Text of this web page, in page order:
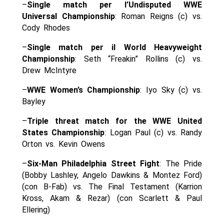
–Single match per l’Undisputed WWE
Universal Championship: Roman Reigns (c) vs.
Cody Rhodes
–Single match per il World Heavyweight
Championship: Seth “Freakin” Rollins (c) vs.
Drew McIntyre
–WWE Women’s Championship: Iyo Sky (c) vs.
Bayley
–Triple threat match for the WWE United
States Championship: Logan Paul (c) vs. Randy
Orton vs. Kevin Owens
–Six-Man Philadelphia Street Fight: The Pride
(Bobby Lashley, Angelo Dawkins & Montez Ford)
(con B-Fab) vs. The Final Testament (Karrion
Kross, Akam & Rezar) (con Scarlett & Paul
Ellering)